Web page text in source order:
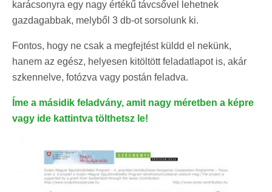
karácsonyra egy nagy értékű távcsővel lehetnek
gazdagabbak, melyből 3 db-ot sorsolunk ki.
Fontos, hogy ne csak a megfejtést küldd el nekünk,
hanem az egész, helyesen kitöltött feladatlapot is, akár
szkennelve, fotózva vagy postán feladva.
Íme a másidik feladvány, amit nagy méretben a képre
vagy ide kattintva tölthetsz le!